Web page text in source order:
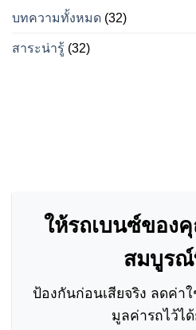
ไหน?
ถึง
บทความทั้งหมด (32)
สาระน่ารู้ (32)
ให้รถเบนซ์ของ
สมบูร
ป้องกันก่อนเสียจริง ลดค่า
มูลค่ารถไว้ไ